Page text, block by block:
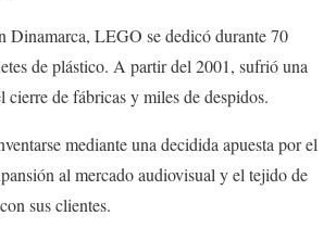
Dinamarca, LEGO se dedicó durante 70
de plástico. A partir del 2001, sufrió una
cierre de fábricas y miles de despidos.
mediante una decidida apuesta por el
al mercado audiovisual y el tejido de
sus clientes.